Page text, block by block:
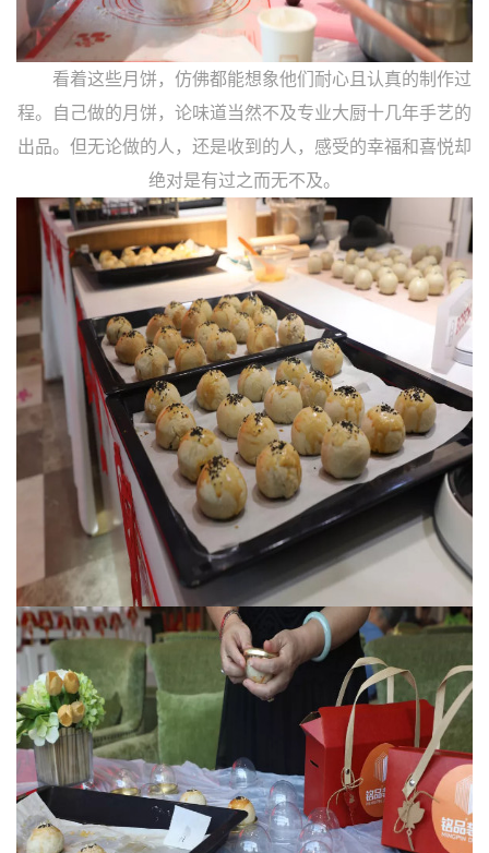
看着这些月饼，仿佛都能想象他们耐心且认真的制作过
程。自己做的月饼，论味道当然不及专业大厨十几年手艺的
出品。但无论做的人，还是收到的人，感受的幸福和喜悦却
绝对是有过之而无不及。